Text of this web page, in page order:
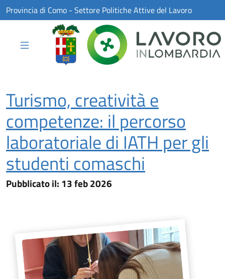
Skip to Main Content
Provincia di Como - Settore Politiche Attive del Lavoro
Turismo, creatività e
competenze: il percorso
laboratoriale di IATH per gli
studenti comaschi
Pubblicato il: 13 feb 2026